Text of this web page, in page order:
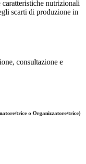
nutrizionali
scarti di produzione in
consultazione e
trice o Organizzatore/trice)